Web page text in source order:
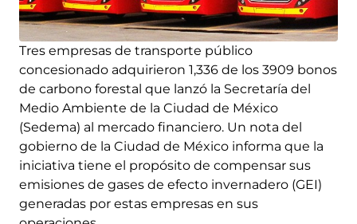
Tres empresas de transporte público
concesionado adquirieron 1,336 de los 3909 bonos
de carbono forestal que lanzó la Secretaría del
Medio Ambiente de la Ciudad de México
(Sedema) al mercado financiero. Un nota del
gobierno de la Ciudad de México informa que la
iniciativa tiene el propósito de compensar sus
emisiones de gases de efecto invernadero (GEI)
generadas por estas empresas en sus